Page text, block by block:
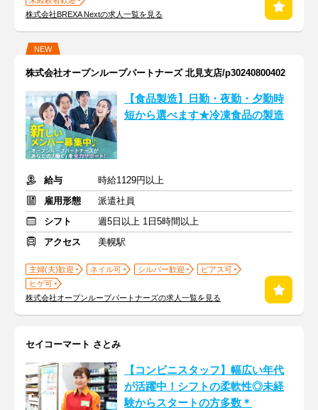
株式会社BREXA Nextの求人一覧を見る
NEW
株式会社オープンループパートナーズ 北見支店/p30240800402
【食品製造】日勤・夜勤・夕勤時
短から選べます★冷凍食品の製造
給与
時給1129円以上
雇用形態
派遣社員
シフト
週5日以上 1日5時間以上
アクセス
美幌駅
主婦(夫)歓迎 ネイル可 シルバー歓迎
ピアス可
ヒゲ可
株式会社オープンループパートナーズの求人一覧を見る
セイコーマート さとみ
【コンビニスタッフ】幅広い年代
が活躍中！シフトの柔軟性◎未経
験からスタートの方多数＊